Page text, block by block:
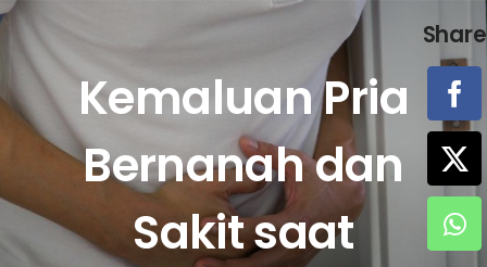
LAYANAN
FASILITAS
ARTIKEL
Kemaluan Pria
Bernanah dan
Sakit saat
Share